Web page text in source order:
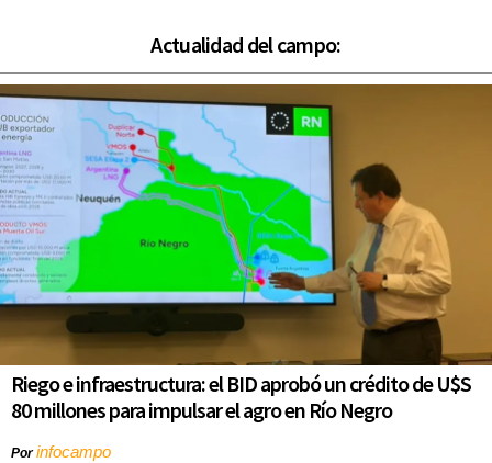
Actualidad del campo:
Riego e infraestructura: el BID aprobó un crédito de U$S
80 millones para impulsar el agro en Río Negro
Porinfocampo